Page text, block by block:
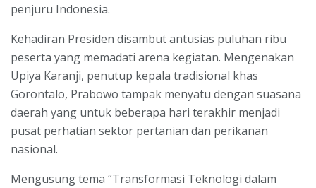
penjuru Indonesia.
Kehadiran Presiden disambut antusias puluhan ribu
peserta yang memadati arena kegiatan. Mengenakan
Upiya Karanji, penutup kepala tradisional khas
Gorontalo, Prabowo tampak menyatu dengan suasana
daerah yang untuk beberapa hari terakhir menjadi
pusat perhatian sektor pertanian dan perikanan
nasional.
Mengusung tema “Transformasi Teknologi dalam